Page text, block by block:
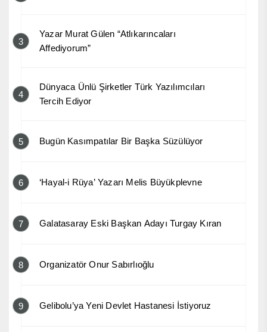
3
Yazar Murat Gülen “Atlıkarıncaları
Affediyorum”
4
Dünyaca Ünlü Şirketler Türk Yazılımcıları
Tercih Ediyor
5 Bugün Kasımpatılar Bir Başka Süzülüyor
6 ‘Hayal-i Rüya’ Yazarı Melis Büyükplevne
7 Galatasaray Eski Başkan Adayı Turgay Kıran
8 Organizatör Onur Sabırlıoğlu
9 Gelibolu’ya Yeni Devlet Hastanesi İstiyoruz